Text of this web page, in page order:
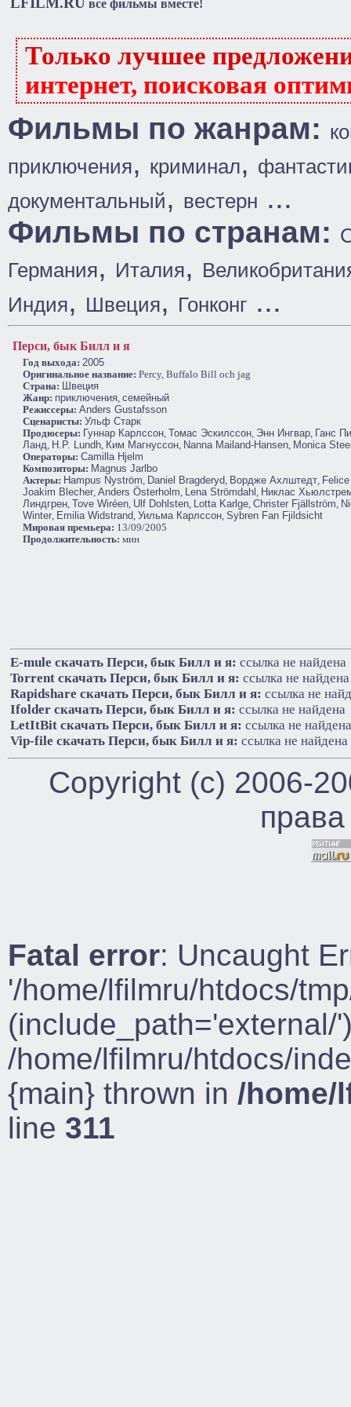
все фильмы вместе!
Только лучшее
интернет, поисковая
Фильмы по жанрам:
приключения, криминал,
документальный, вестерн ...
Фильмы по странам:
Германия, Италия,
Индия, Швеция, Гонконг ...
Перси, бык Билл и я
Год выхода: 2005
Оригинальное название: Percy, Buffalo Bill och jag
Cтрана: Швеция
Жанр: приключения, семейный
Режиссеры: Anders Gustafsson
Сценаристы: Ульф Старк
Продюсеры:
Гуннар Карлссон, Томас Эскилссон, Энн Ингвар,
Ганс
Ланд, H.P. Lundh, Ким Магнуссон, Nanna Mailand-Hansen, Monica
Операторы: Camilla Hjelm
Композиторы: Magnus Jarlbo
Актеры: Hampus Nyström, Daniel Bragderyd, Вордже Ахлштедт,
Joakim Blecher, Anders Österholm, Lena Strömdahl , Никлас
Линдгрен, Tove Wiréen, Ulf Dohlsten, Lotta Karlge, Christer Fjällström,
Winter, Emilia Widstrand, Уильма Карлссон, Sybren Fan Fjildsicht
Мировая премьера: 13/09/2005
Продолжительность: мин
E-mule cкачать Перси, бык Билл и я: ссылка не найдена
Torrent cкачать Перси, бык Билл и я: ссылка не найдена
Rapidshare cкачать Перси, бык Билл и я: ссылка не
Ifolder cкачать Перси, бык Билл и я: ссылка не найдена
LetItBit cкачать Перси, бык Билл и я: ссылка не найдена
Vip-file cкачать Перси, бык Билл и я: ссылка не найдена
Copyright (c) 2006-
Fatal error: Uncaught
'/home/lfilmru/htdocs/
(include_path='external/
/home/lfilmru/htdocs/
{main} thrown in /home/
line 311